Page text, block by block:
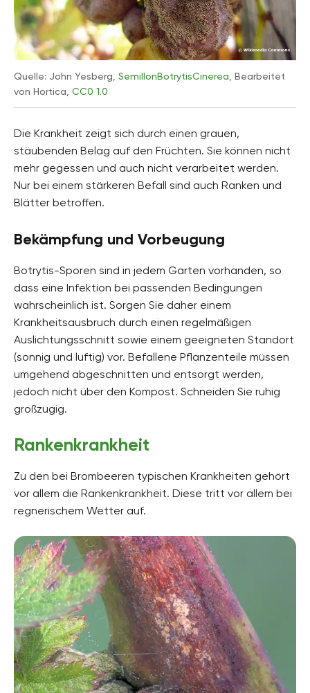
Quelle: John Yesberg, SemillonBotrytisCinerea , Bearbeitet
von Hortica, CC0 1.0
Die Krankheit zeigt sich durch einen grauen,
stäubenden Belag auf den Früchten. Sie können nicht
mehr gegessen und auch nicht verarbeitet werden.
Nur bei einem stärkeren Befall sind auch Ranken und
Blätter betroffen.
Bekämpfung und Vorbeugung
Botrytis-Sporen sind in jedem Garten vorhanden, so
dass eine Infektion bei passenden Bedingungen
wahrscheinlich ist. Sorgen Sie daher einem
Krankheitsausbruch durch einen regelmäßigen
Auslichtungsschnitt sowie einem geeigneten Standort
(sonnig und luftig) vor. Befallene Pflanzenteile müssen
umgehend abgeschnitten und entsorgt werden,
jedoch nicht über den Kompost. Schneiden Sie ruhig
großzügig.
Rankenkrankheit
Zu den bei Brombeeren typischen Krankheiten gehört
vor allem die Rankenkrankheit. Diese tritt vor allem bei
regnerischem Wetter auf.